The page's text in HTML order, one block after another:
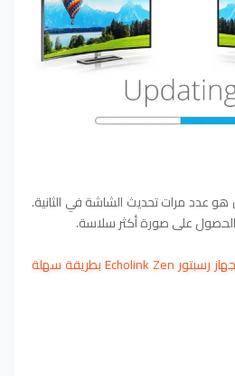
عدد مرات تحديث الشاشة في الثانية.
على صورة أكثر سلاسة.
طريقة ترتيب القنوات على جهاز رسبتور Echolink Zen بطريقة سهلة